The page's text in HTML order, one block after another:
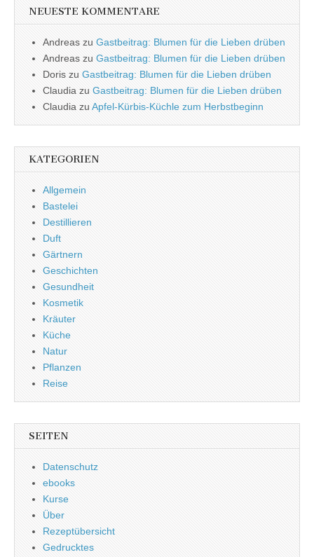
NEUESTE KOMMENTARE
Andreas zu Gastbeitrag: Blumen für die Lieben drüben
Andreas zu Gastbeitrag: Blumen für die Lieben drüben
Doris zu Gastbeitrag: Blumen für die Lieben drüben
Claudia zu Gastbeitrag: Blumen für die Lieben drüben
Claudia zu Apfel-Kürbis-Küchle zum Herbstbeginn
KATEGORIEN
Allgemein
Bastelei
Destillieren
Duft
Gärtnern
Geschichten
Gesundheit
Kosmetik
Kräuter
Küche
Natur
Pflanzen
Reise
SEITEN
Datenschutz
ebooks
Kurse
Über
Rezeptübersicht
Gedrucktes